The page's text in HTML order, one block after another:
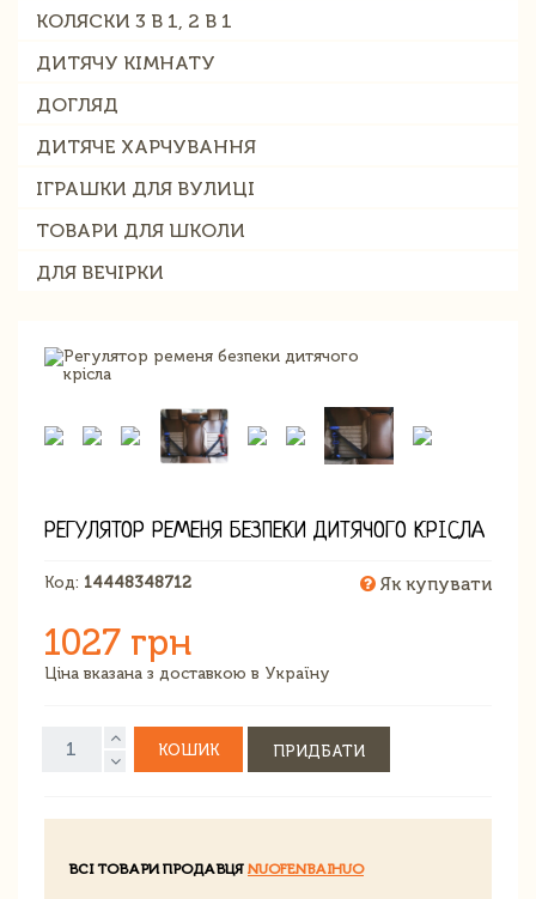
КОЛЯСКИ 3 В 1, 2 В 1
ДИТЯЧУ КІМНАТУ
ДОГЛЯД
ДИТЯЧЕ ХАРЧУВАННЯ
ІГРАШКИ ДЛЯ ВУЛИЦІ
ТОВАРИ ДЛЯ ШКОЛИ
ДЛЯ ВЕЧІРКИ
РЕГУЛЯТОР РЕМЕНЯ БЕЗПЕКИ ДИТЯЧОГО КРІСЛА
Код: 14448348712 Як купувати
1027 грн
Ціна вказана з доставкою в Україну
КОШИК ПРИДБАТИ
ВСІ ТОВАРИ ПРОДАВЦЯ NUOFENBAIHUO